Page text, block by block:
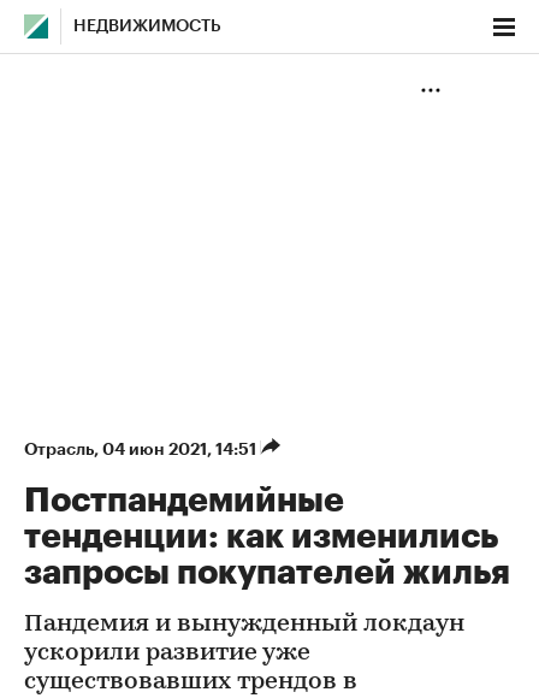
НЕДВИЖИМОСТЬ
Отрасль⁠, 04 июн 2021, 14:51
Постпандемийные
тенденции: как изменились
запросы покупателей жилья
Пандемия и вынужденный локдаун
ускорили развитие уже
существовавших трендов в